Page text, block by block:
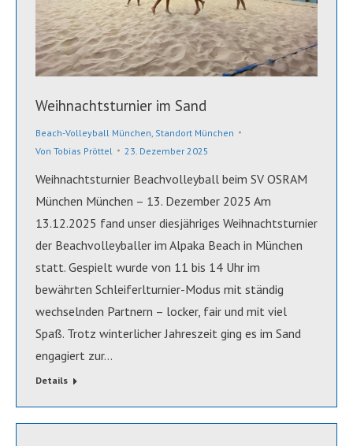
Weihnachtsturnier im Sand
Beach-Volleyball München Standort München
Von Tobias Pröttel 23. Dezember 2025
Weihnachtsturnier Beachvolleyball beim SV OSRAM
München München – 13. Dezember 2025 Am
13.12.2025 fand unser diesjähriges Weihnachtsturnier
der Beachvolleyballer im Alpaka Beach in München
statt. Gespielt wurde von 11 bis 14 Uhr im
bewährten Schleiferlturnier-Modus mit ständig
wechselnden Partnern – locker, fair und mit viel
Spaß. Trotz winterlicher Jahreszeit ging es im Sand
engagiert zur…
Details